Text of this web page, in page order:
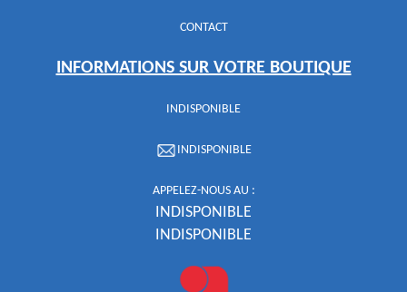
CONTACT
INFORMATIONS SUR VOTRE BOUTIQUE
INDISPONIBLE
INDISPONIBLE
APPELEZ-NOUS AU :
INDISPONIBLE
INDISPONIBLE